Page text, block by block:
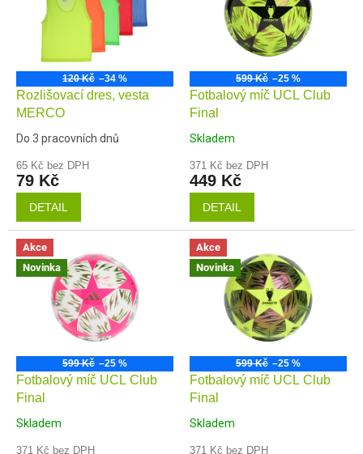
120 Kč –34 %
Rozlišovací dres, vesta
MERCO
Do 3 pracovních dnů
65 Kč bez DPH
79 Kč
DETAIL
599 Kč –25 %
Fotbalový míč UCL Club
Final
Skladem
371 Kč bez DPH
449 Kč
DETAIL
Akce
Novinka
599 Kč –25 %
Fotbalový míč UCL Club
Final
Skladem
371 Kč bez DPH
Akce
Novinka
599 Kč –25 %
Fotbalový míč UCL Club
Final
Skladem
371 Kč bez DPH